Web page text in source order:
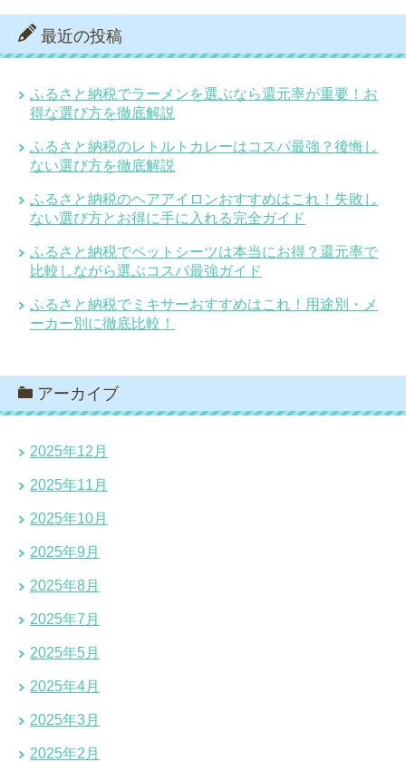
最近の投稿
ふるさと納税でラーメンを選ぶなら還元率が重要！お
得な選び方を徹底解説
ふるさと納税のレトルトカレーはコスパ最強？後悔し
ない選び方を徹底解説
ふるさと納税のヘアアイロンおすすめはこれ！失敗し
ない選び方とお得に手に入れる完全ガイド
ふるさと納税でペットシーツは本当にお得？還元率で
比較しながら選ぶコスパ最強ガイド
ふるさと納税でミキサーおすすめはこれ！用途別・メ
ーカー別に徹底比較！
アーカイブ
2025年12月
2025年11月
2025年10月
2025年9月
2025年8月
2025年7月
2025年5月
2025年4月
2025年3月
2025年2月